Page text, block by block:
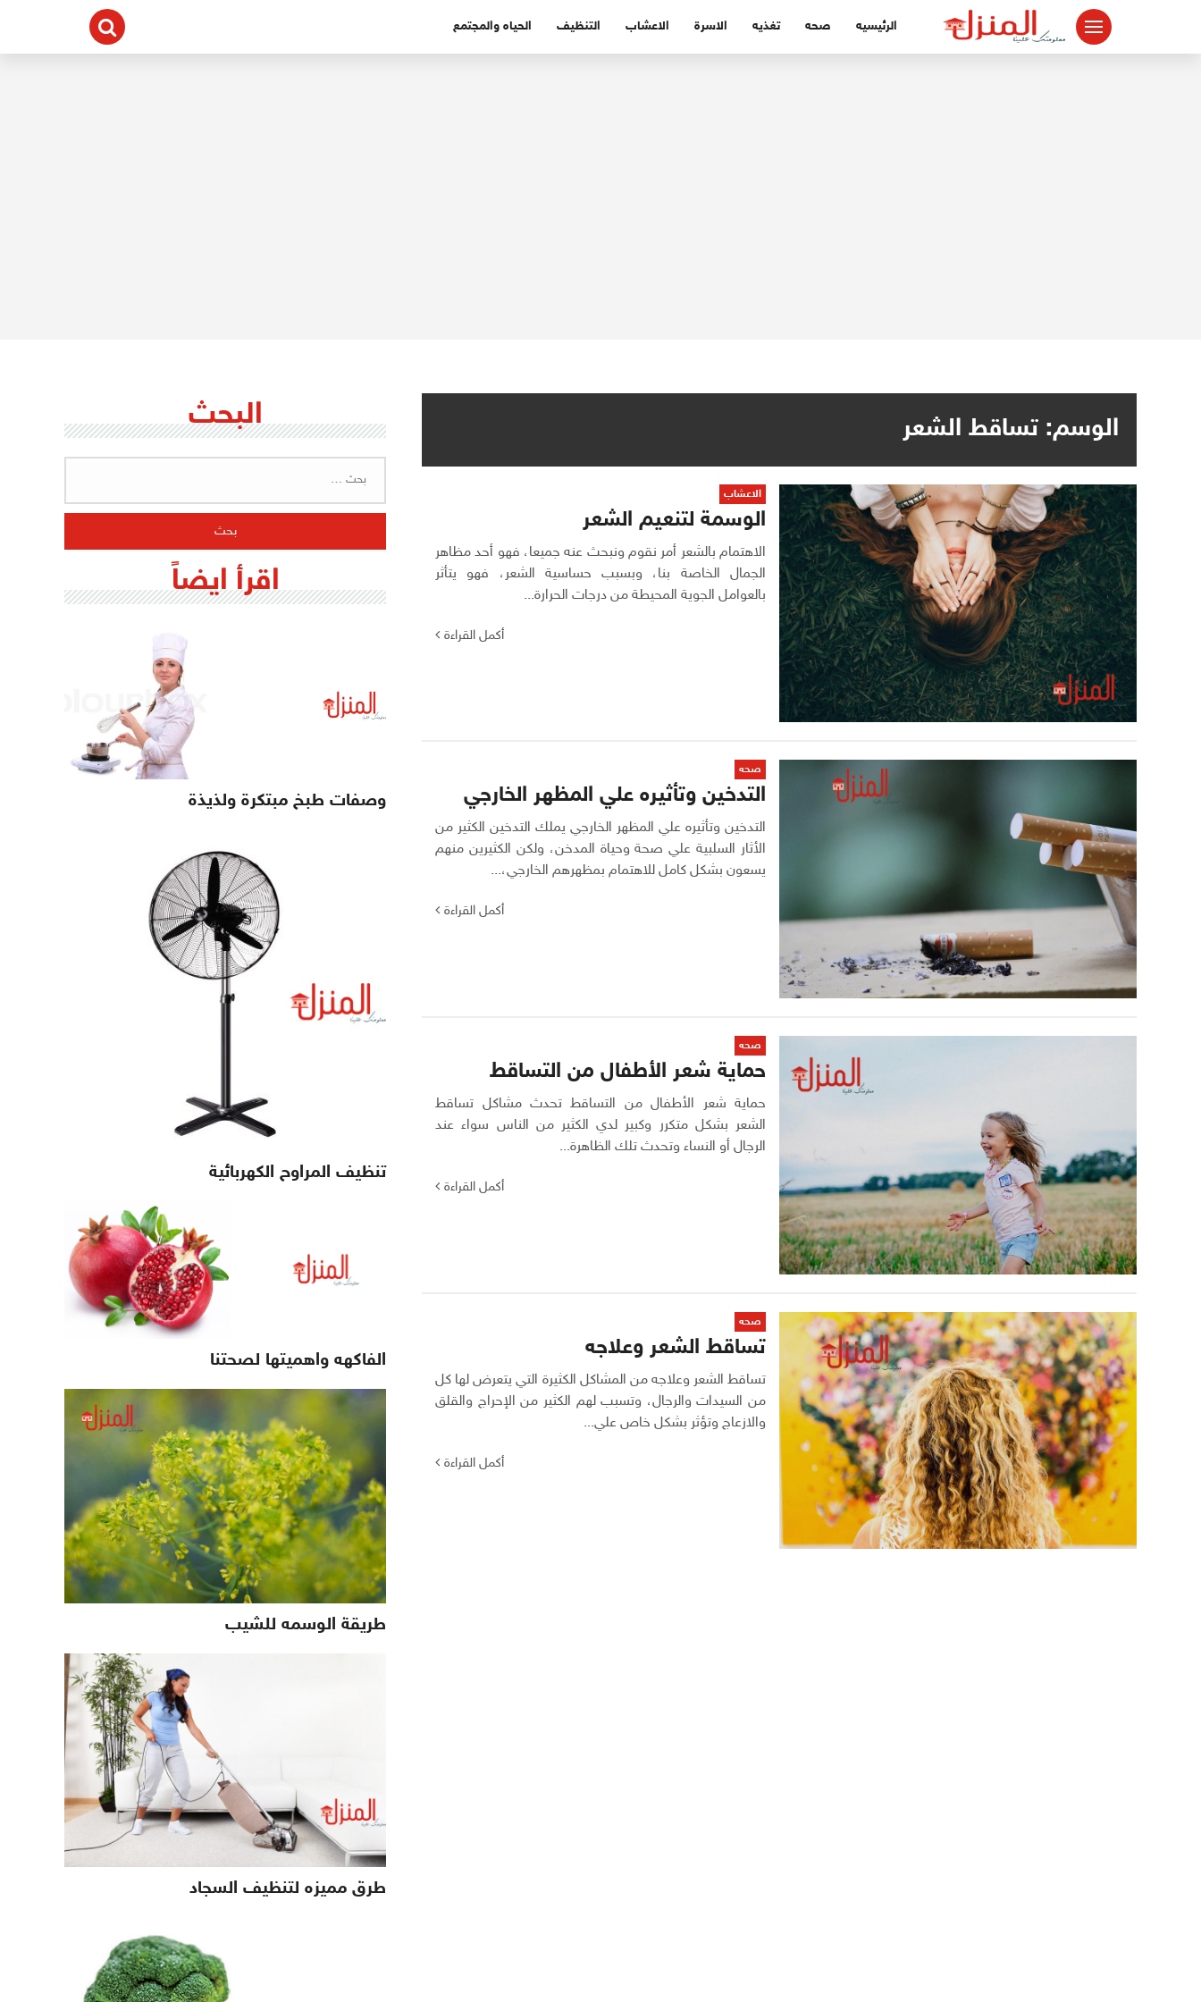
الرئيسيه صحه تغذيه الاسرة الاعشاب التنظيف الحياه والمجتمع
الوسم: تساقط الشعر
الاعشاب
الوسمة لتنعيم الشعر
الاهتمام بالشعر أمر نقوم ونبحث عنه جميعا، فهو أحد مظاهر
الجمال الخاصة بنا، وبسبب حساسية الشعر، فهو يتأثر
بالعوامل الجوية المحيطة من درجات الحرارة...
أكمل القراءة
صحه
التدخين وتأثيره علي المظهر الخارجي
التدخين وتأثيره علي المظهر الخارجي يملك التدخين الكثير من
الأثار السلبية علي صحة وحياة المدخن، ولكن الكثيرين منهم
يسعون بشكل كامل للاهتمام بمظهرهم الخارجي،...
أكمل القراءة
صحه
حماية شعر الأطفال من التساقط
حماية شعر الأطفال من التساقط تحدث مشاكل تساقط
الشعر بشكل متكرر وكبير لدي الكثير من الناس سواء عند
الرجال أو النساء وتحدث تلك الظاهرة...
أكمل القراءة
صحه
تساقط الشعر وعلاجه
تساقط الشعر وعلاجه من المشاكل الكثيرة التي يتعرض لها كل
من السيدات والرجال، وتسبب لهم الكثير من الإحراج والقلق
والازعاج وتؤثر بشكل خاص علي...
أكمل القراءة
البحث
اقرأ ايضاً
وصفات طبخ مبتكرة ولذيذة
تنظيف المراوح الكهربائية
الفاكهه واهميتها لصحتنا
طريقة الوسمه للشيب
طرق مميزه لتنظيف السجاد